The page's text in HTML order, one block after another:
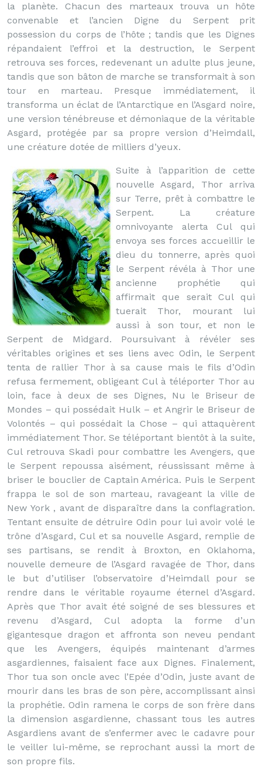
la planète. Chacun des marteaux trouva un hôte
convenable et l’ancien Digne du Serpent prit
possession du corps de l’hôte ; tandis que les Dignes
répandaient l’effroi et la destruction, le Serpent
retrouva ses forces, redevenant un adulte plus jeune,
tandis que son bâton de marche se transformait à son
tour en marteau. Presque immédiatement, il
transforma un éclat de l’Antarctique en l’Asgard noire,
une version ténébreuse et démoniaque de la véritable
Asgard, protégée par sa propre version d’Heimdall,
une créature dotée de milliers d’yeux.
Suite à l’apparition de cette
nouvelle Asgard, Thor arriva
sur Terre, prêt à combattre le
Serpent. La créature
omnivoyante alerta Cul qui
envoya ses forces accueillir le
dieu du tonnerre, après quoi
le Serpent révéla à Thor une
ancienne prophétie qui
affirmait que serait Cul qui
tuerait Thor, mourant lui
aussi à son tour, et non le
Serpent de Midgard. Poursuivant à révéler ses
véritables origines et ses liens avec Odin, le Serpent
tenta de rallier Thor à sa cause mais le fils d’Odin
refusa fermement, obligeant Cul à téléporter Thor au
loin, face à deux de ses Dignes, Nu le Briseur de
Mondes – qui possédait Hulk – et Angrir le Briseur de
Volontés – qui possédait la Chose – qui attaquèrent
immédiatement Thor. Se téléportant bientôt à la suite,
Cul retrouva Skadi pour combattre les Avengers, que
le Serpent repoussa aisément, réussissant même à
briser le bouclier de Captain América. Puis le Serpent
frappa le sol de son marteau, ravageant la ville de
New York , avant de disparaître dans la conflagration.
Tentant ensuite de détruire Odin pour lui avoir volé le
trône d’Asgard, Cul et sa nouvelle Asgard, remplie de
ses partisans, se rendit à Broxton, en Oklahoma,
nouvelle demeure de l’Asgard ravagée de Thor, dans
le but d’utiliser l’observatoire d’Heimdall pour se
rendre dans le véritable royaume éternel d’Asgard.
Après que Thor avait été soigné de ses blessures et
revenu d’Asgard, Cul adopta la forme d’un
gigantesque dragon et affronta son neveu pendant
que les Avengers, équipés maintenant d’armes
asgardiennes, faisaient face aux Dignes. Finalement,
Thor tua son oncle avec l’Epée d’Odin, juste avant de
mourir dans les bras de son père, accomplissant ainsi
la prophétie. Odin ramena le corps de son frère dans
la dimension asgardienne, chassant tous les autres
Asgardiens avant de s’enfermer avec le cadavre pour
le veiller lui-même, se reprochant aussi la mort de
son propre fils.